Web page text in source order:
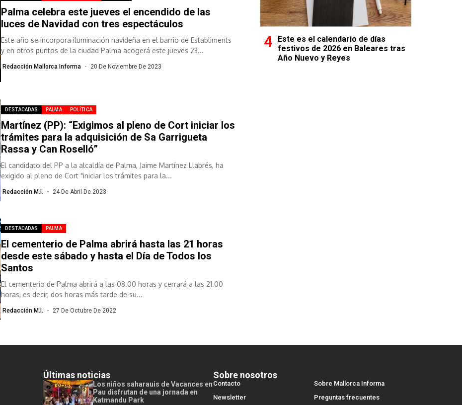
Palma celebra este jueves el encendido de las
luces de Navidad con tres espectáculos
Este año se incorpora iluminación navideña en el barrio de Establiments
y en otros puntos de la ciudad Palma acogerá este jueves 23...
Redacción Mallorca Informa 20 De Noviembre De 2023
DESTACADAS PALMA POLÍTICA
Martínez (PP): “Exigimos al pleno de Cort iniciar los
trámites para la adquisición de Sa Garrigueta
Rassa y Can Roselló”
El candidato del PP a la alcaldía de Palma, Jaime Martínez Llabrés, ha
exigido al pleno de Cort "iniciar los trámites para la...
Redacción M.I. 24 De Abril De 2023
DESTACADAS PALMA
El cementerio de Palma abrirá hasta las 21 horas
desde este sábado y hasta el Día de Todos los
Santos
El cementerio de Palma abrirá a las 08.00 horas y cerrará a las 21.00
horas, es decir, dos horas más tarde de su...
Redacción M.I. 27 De Octubre De 2022
Este es el calendario de días
festivos de 2026 en Baleares tras
Año Nuevo y Reyes
Últimas noticias
Los niños saharauis de Vacances en
Pau disfrutan de una jornada en
Katmandu Park
Sobre nosotros
Contacto
Sobre Mallorca Informa
Newsletter
Preguntas frecuentes